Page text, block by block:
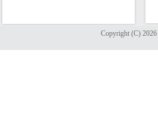
Copyright (C)